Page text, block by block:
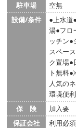
駐車場
空無
設備/条件
上水道
湯 フロ
ッチン
スペース
ク置場
ト無料
人気の
環境便
保 険
加入要
保証会社
利用必